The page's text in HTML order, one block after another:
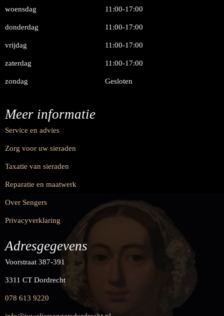
woensdag 11:00-17:00
donderdag 11:00-17:00
vrijdag 11:00-17:00
zaterdag 11:00-17:00
zondag Gesloten
Meer informatie
Service en advies
Zorg voor uw sieraden
Taxatie van sieraden
Reparatie en maatwerk
Over Sengers
Privacyverklaring
Adresgegevens
Voorstraat 387-391
3311 CT Dordrecht
078 613 9220